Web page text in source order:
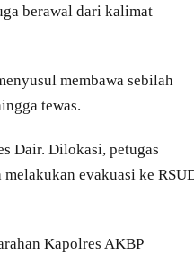
berawal dari kalimat
membawa sebilah
tewas.
Dair. Dilokasi, petugas
evakuasi ke
Kapolres AKBP